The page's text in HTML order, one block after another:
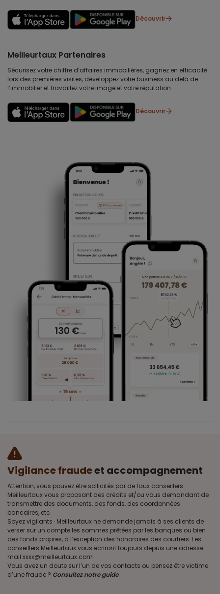
Découvrir
Meilleurtaux Partenaires
Sécurisez votre chiffre d’affaires immobilières, gagnez en efficacité
lors des premières visites, développez votre business au delà de
l’immobilier et travaillez votre image et votre réputation.
Découvrir
Vigilance fraudeet accompagnement
Attention, vous pouvez être sollicités par de faux conseillers
Meilleurtaux vous proposant des crédits et/ou vous demandant de
transmettre des documents, des fonds, des coordonnées
bancaires, etc.
Soyez vigilants · Meilleurtaux ne demande jamais à ses clients de
verser sur un compte les sommes prêtées par les banques ou bien
des fonds propres, à l’exception des honoraires des courtiers. Les
conseillers Meilleurtaux vous écriront toujours depuis une adresse
mail xxxx@meilleurtaux.com
Vous avez un doute sur l’un de vos contacts ou pensez être victime
d’une fraude ? Consultez notre guide.